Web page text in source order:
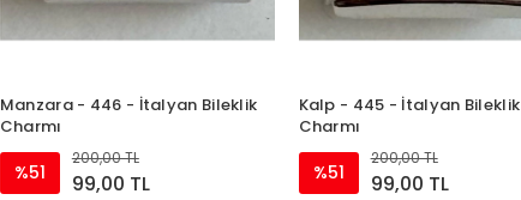
Manzara - 446 - İtalyan Bileklik
Charmı
%51
200,00 TL
99,00 TL
Kalp - 445 - İtalyan Bileklik
Charmı
%51
200,00 TL
99,00 TL